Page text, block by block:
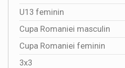
U13 feminin
Cupa Romaniei masculin
Cupa Romaniei feminin
3x3